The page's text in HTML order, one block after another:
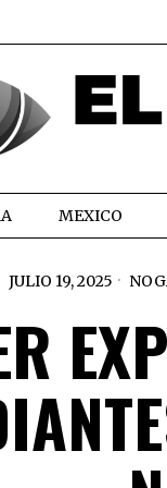
MEXICO
JULIO 19, 2025